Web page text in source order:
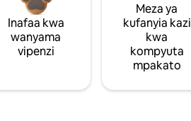
Inafaa kwa
wanyama
vipenzi
Meza ya
kufanyia kazi
kwa
kompyuta
mpakato